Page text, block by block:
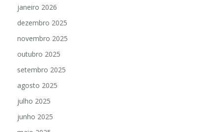
janeiro 2026
dezembro 2025
novembro 2025
outubro 2025
setembro 2025
agosto 2025
julho 2025
junho 2025